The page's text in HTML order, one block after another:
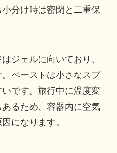
分け時は密閉と二重保
ジェルに向いており、
ペーストは小さなスプ
です。旅行中に温度変
るため、容器内に空気
になります。